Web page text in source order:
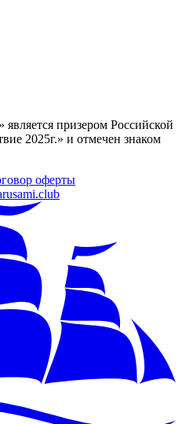
призером Российской
2025г.» и отмечен знаком
оферты